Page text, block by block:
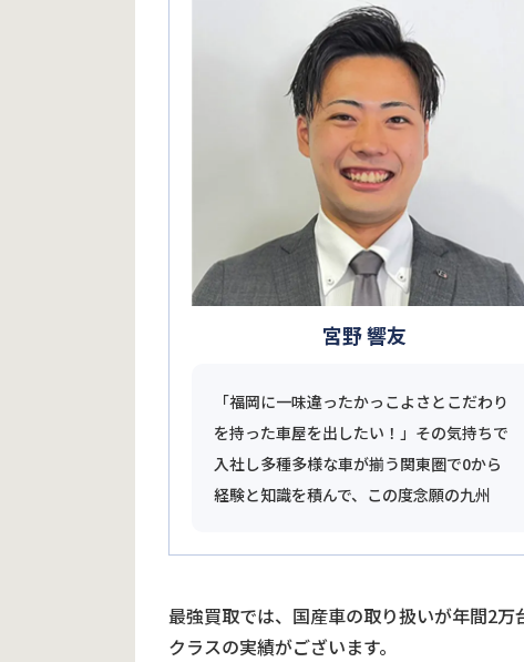
宮野 響友
「福岡に一味違ったかっこよさとこだわり
を持った車屋を出したい！」その気持ちで
入社し多種多様な車が揃う関東圏で0から
経験と知識を積んで、この度念願の九州
最強買取では、国産車の取り扱いが年間2
クラスの実績がございます。